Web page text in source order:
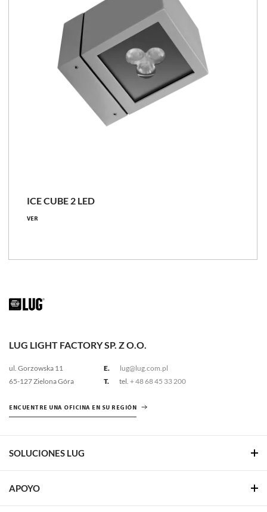
ICE CUBE 2 LED
VER
LUG LIGHT FACTORY SP. Z O.O.
ul. Gorzowska 11
65-127 Zielona Góra
E.
lug@lug.com.pl
T.
tel. + 48 68 45 33 200
ENCUENTRE UNA OFICINA EN SU REGIÓN
SOLUCIONES LUG
APOYO